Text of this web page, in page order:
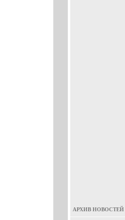
АРХИВ НОВОСТЕЙ